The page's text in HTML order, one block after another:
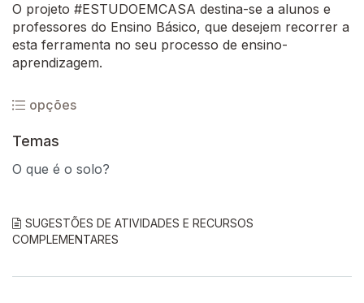
O projeto #ESTUDOEMCASA destina-se a alunos e
professores do Ensino Básico, que desejem recorrer a
esta ferramenta no seu processo de ensino-
aprendizagem.
opções
Temas
O que é o solo?
SUGESTÕES DE ATIVIDADES E RECURSOS
COMPLEMENTARES